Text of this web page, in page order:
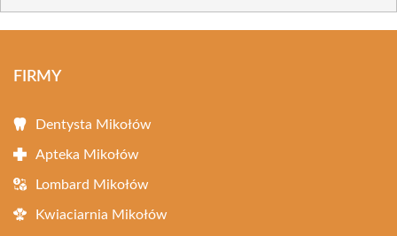
FIRMY
Dentysta Mikołów
Apteka Mikołów
Lombard Mikołów
Kwiaciarnia Mikołów